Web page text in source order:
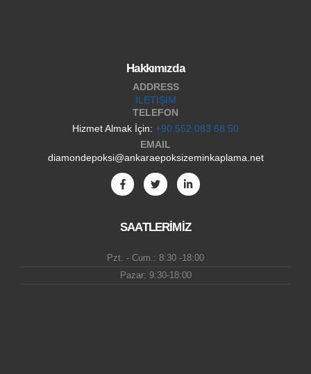
Hakkımızda
ADDRESS
İLETİŞİM
TELEFON
Hizmet Almak İçin: +90 552 083 68 50
EMAIL
diamondepoksi@ankaraepoksizeminkaplama.net
SAATLERİMİZ
Pzt. - Cum.: 8:30 -18:00
Pazar: 9:30-18:00